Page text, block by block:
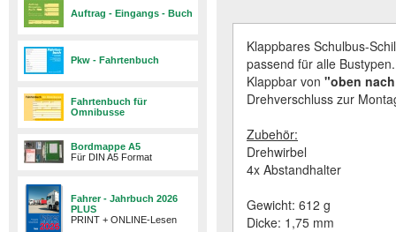
Auftrag - Eingangs - Buch
Pkw - Fahrtenbuch
Fahrtenbuch für
Omnibusse
Bordmappe A5
Für DIN A5 Format
Fahrer - Jahrbuch 2026
PLUS
PRINT + ONLINE-Lesen
Klappbares Schulbus-
passend für alle Bustypen.
Klappbar von "oben
Drehverschluss zur
Zubehör:
Drehwirbel
4x Abstandhalter
Gewicht: 612 g
Dicke: 1,75 mm